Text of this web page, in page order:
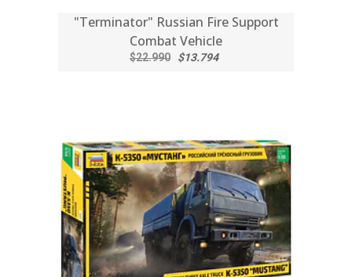
"Terminator" Russian Fire Support
Combat Vehicle
$22.990 $13.794